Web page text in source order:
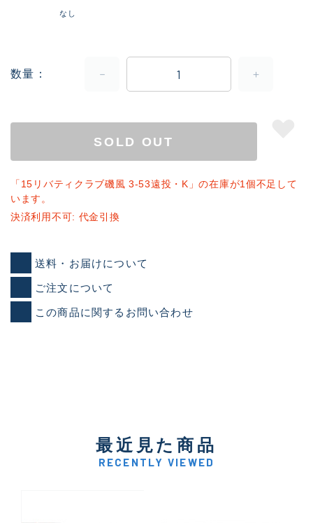
なし
数量
SOLD OUT
「15リバティクラブ磯風 3-53遠投・K」の在庫が1個不足して
います。
決済利用不可: 代金引換
送料・お届けについて
ご注文について
この商品に関するお問い合わせ
最近見た商品
RECENTLY VIEWED